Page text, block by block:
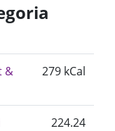
&
279 kCal
224.24